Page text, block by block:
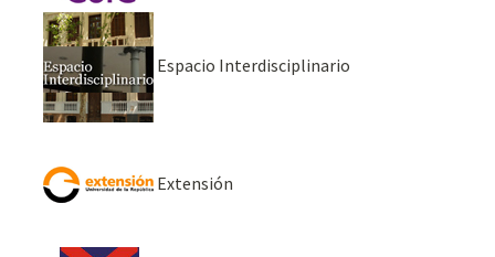
Espacio Interdisciplinario
Extensión